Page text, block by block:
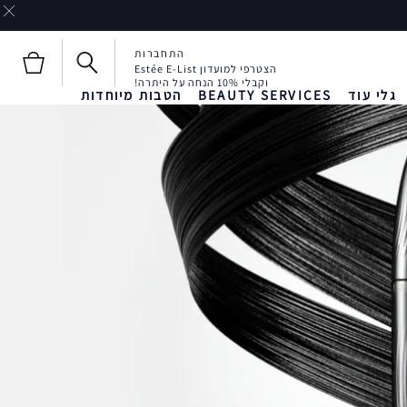
הצטרפי למועדון Estée E-List
וקבלי 10% הנחה על היתרה!
התחברות
גלי עוד BEAUTY SERVICES הטבות מיוחדות
Liquid Envy